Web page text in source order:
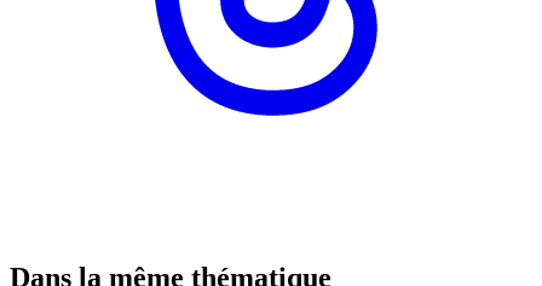
Dans la même thématique